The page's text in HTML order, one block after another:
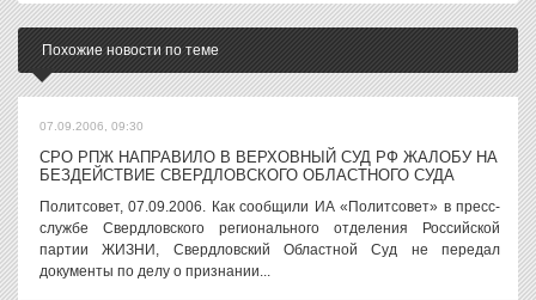
Похожие новости по теме
07.09.2006, 09:30
СРО РПЖ НАПРАВИЛО В ВЕРХОВНЫЙ СУД РФ ЖАЛОБУ НА
БЕЗДЕЙСТВИЕ СВЕРДЛОВСКОГО ОБЛАСТНОГО СУДА
Политсовет, 07.09.2006. Как сообщили ИА «Политсовет» в пресс-
службе Свердловского регионального отделения Российской
партии ЖИЗНИ, Свердловский Областной Суд не передал
документы по делу о признании...